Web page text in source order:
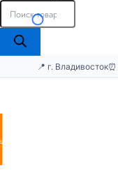
📍 г. Владивосток
заявку